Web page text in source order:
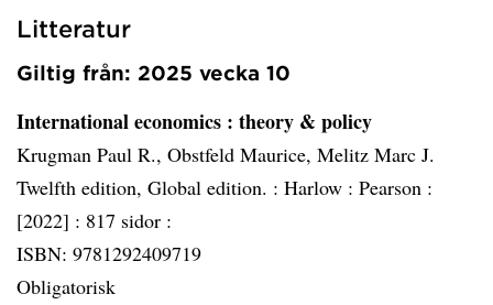
Litteratur
Giltig från: 2025 vecka 10
International economics : theory & policy
Krugman Paul R., Obstfeld Maurice, Melitz Marc J.
Twelfth edition, Global edition. : Harlow : Pearson :
[2022] : 817 sidor :
ISBN: 9781292409719
Obligatorisk